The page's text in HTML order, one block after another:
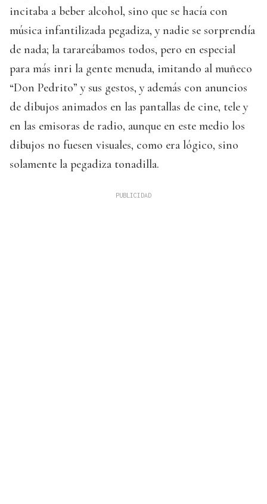
incitaba a beber alcohol, sino que se hacía con
música infantilizada pegadiza, y nadie se sorprendía
de nada; la tarareábamos todos, pero en especial
para más inri la gente menuda, imitando al muñeco
“Don Pedrito” y sus gestos, y además con anuncios
de dibujos animados en las pantallas de cine, tele y
en las emisoras de radio, aunque en este medio los
dibujos no fuesen visuales, como era lógico, sino
solamente la pegadiza tonadilla.